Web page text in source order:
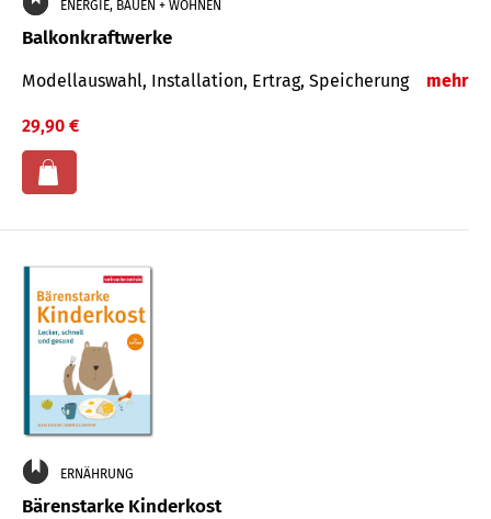
ENERGIE, BAUEN + WOHNEN
Balkonkraftwerke
Modellauswahl, Installation, Ertrag, Speicherung mehr
29,90 €
ERNÄHRUNG
Bärenstarke Kinderkost